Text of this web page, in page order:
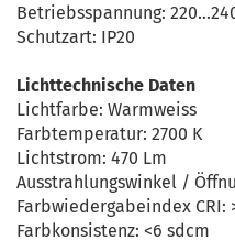
Betriebsspannung:
Schutzart: IP20
Lichttechnische Daten
Lichtfarbe: Warmweiss
Farbtemperatur: 2700 K
Lichtstrom: 470 Lm
Ausstrahlungswinkel /
Farbwiedergabeindex CRI:
Farbkonsistenz: <6 sdcm